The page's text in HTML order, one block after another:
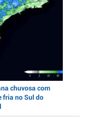
chuvosa com
fria no Sul do